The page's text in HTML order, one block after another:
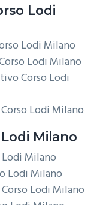
Lodi
Lodi Milano
Lodi Milano
Corso Lodi
Lodi Milano
Milano
Lodi Milano
Lodi Milano
Lodi Milano